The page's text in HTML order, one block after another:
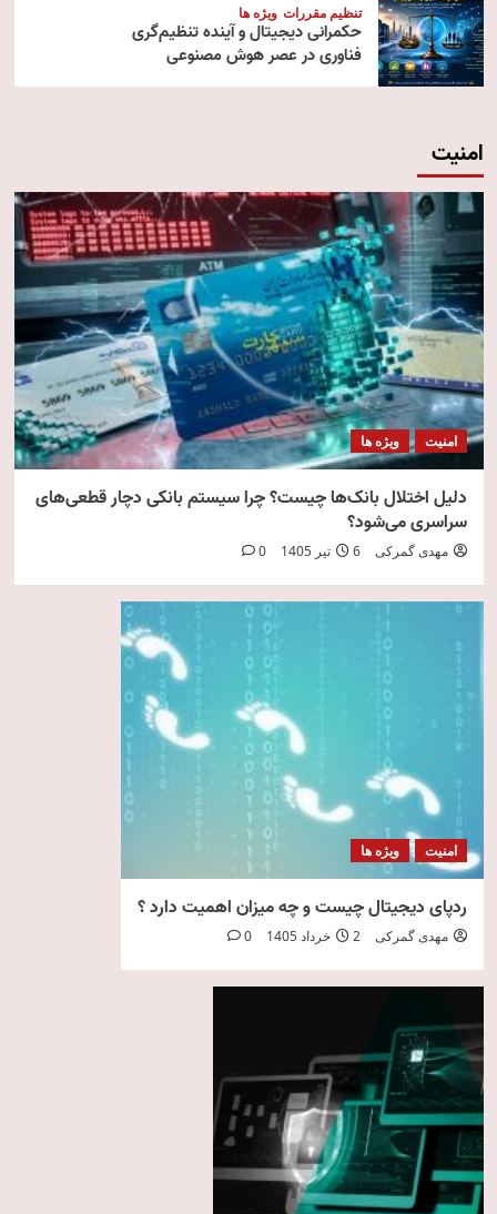
تنظیم مقررات ویژه ها
حکمرانی دیجیتال و آینده تنظیم‌گری
فناوری در عصر هوش مصنوعی
امنیت
امنیت ویژه ها
دلیل اختلال بانک‌ها چیست؟ چرا سیستم بانکی دچار قطعی‌های
سراسری می‌شود؟
مهدی گمرکی 6 تیر 1405 0
امنیت ویژه ها
ردپای دیجیتال چیست و چه میزان اهمیت دارد ؟
مهدی گمرکی 2 خرداد 1405 0